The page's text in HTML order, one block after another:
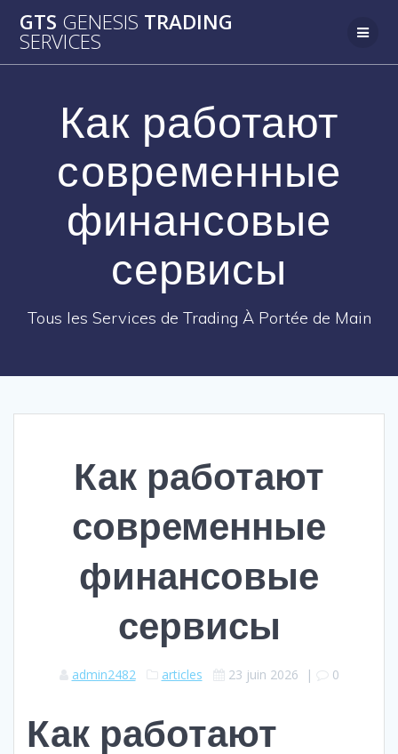
au
GTS GENESIS TRADING
SERVICES
Как работают
современные
финансовые
сервисы
Tous les Services de Trading À Portée de Main
Как работают
современные
финансовые
сервисы
admin2482 articles 23 juin 2026 | 0
Как работают